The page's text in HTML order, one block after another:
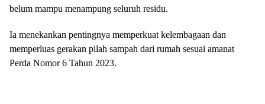
belum mampu menampung seluruh residu.
Ia menekankan pentingnya memperkuat kelembagaan dan
memperluas gerakan pilah sampah dari rumah sesuai amanat
Perda Nomor 6 Tahun 2023.